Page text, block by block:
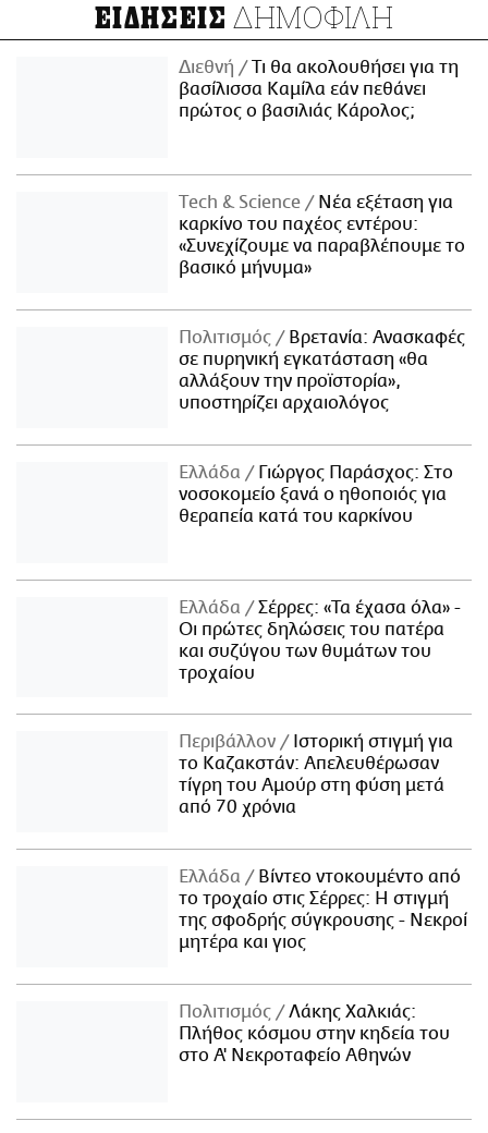
ΕΙΔΗΣΕΙΣ ΔΗΜΟΦΙΛΗ
Διεθνή
Τι θα ακολουθήσει για τη
βασίλισσα Καμίλα εάν πεθάνει
πρώτος ο βασιλιάς Κάρολος;
Τech & Science
Νέα εξέταση για
καρκίνο του παχέος εντέρου:
«Συνεχίζουμε να παραβλέπουμε το
βασικό μήνυμα»
Πολιτισμός
Βρετανία: Ανασκαφές
σε πυρηνική εγκατάσταση «θα
αλλάξουν την προϊστορία»,
υποστηρίζει αρχαιολόγος
Ελλάδα
Γιώργος Παράσχος: Στο
νοσοκομείο ξανά ο ηθοποιός για
θεραπεία κατά του καρκίνου
Ελλάδα
Σέρρες: «Τα έχασα όλα» -
Οι πρώτες δηλώσεις του πατέρα
και συζύγου των θυμάτων του
τροχαίου
Περιβάλλον
Ιστορική στιγμή για
το Καζακστάν: Απελευθέρωσαν
τίγρη του Αμούρ στη φύση μετά
από 70 χρόνια
Ελλάδα
Βίντεο ντοκουμέντο από
το τροχαίο στις Σέρρες: Η στιγμή
της σφοδρής σύγκρουσης - Νεκροί
μητέρα και γιος
Πολιτισμός
Λάκης Χαλκιάς:
Πλήθος κόσμου στην κηδεία του
στο Α' Νεκροταφείο Αθηνών